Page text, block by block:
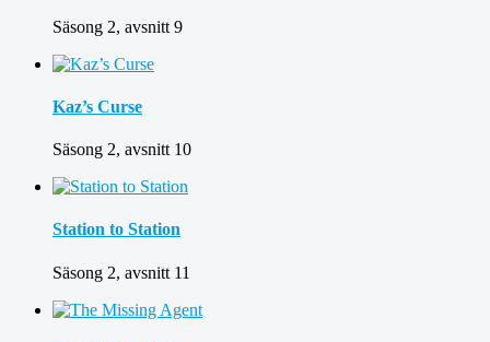
Säsong 2, avsnitt 9
Kaz’s Curse
Säsong 2, avsnitt 10
Station to Station
Säsong 2, avsnitt 11